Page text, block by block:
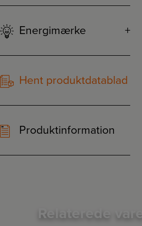
Energimærke
Hent produktdatablad
Produktinformation
Relaterede varer